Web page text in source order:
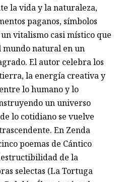
la vida y la naturaleza,
paganos, símbolos
vitalismo casi místico que
mundo natural en un
El autor celebra los
la energía creativa y
lo humano y lo
un universo
lo cotidiano se vuelve
En Zenda
poemas de Cántico
de la
selectas (La Tortuga